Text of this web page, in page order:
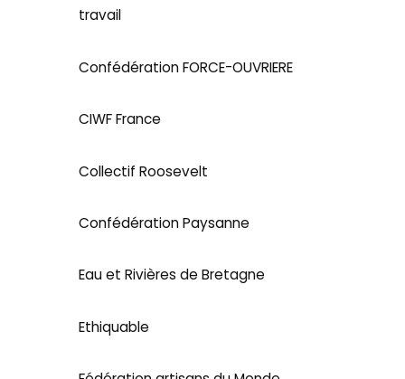
travail
Confédération FORCE-OUVRIERE
CIWF France
Collectif Roosevelt
Confédération Paysanne
Eau et Rivières de Bretagne
Ethiquable